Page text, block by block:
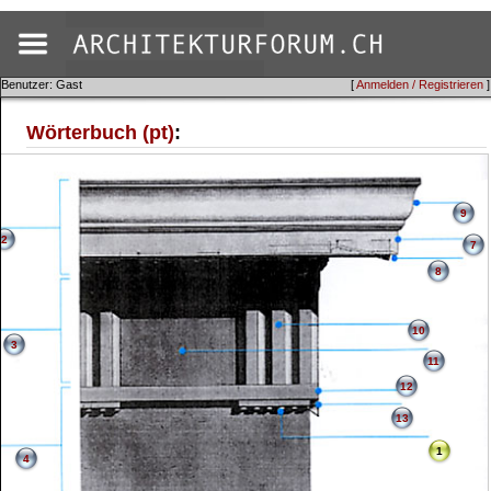
[Anmelden / Registrieren ]
Benutzer: Gast
Wörterbuch (pt):
1
2
3
4
7
8
9
10
11
12
13